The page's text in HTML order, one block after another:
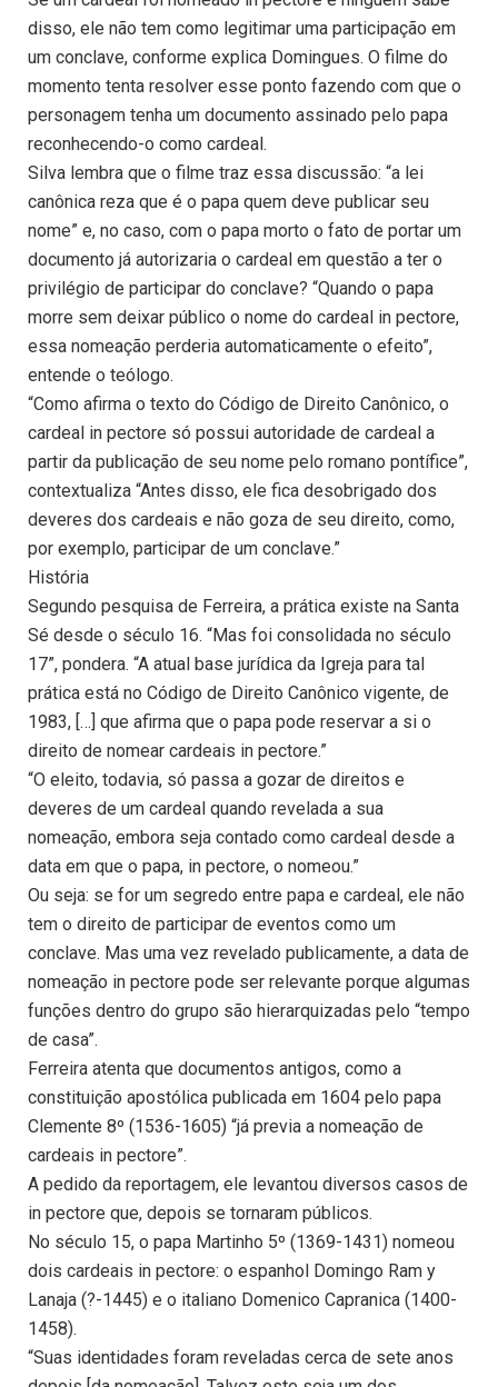
disso, ele não tem como legitimar uma participação em
um conclave, conforme explica Domingues. O filme do
momento tenta resolver esse ponto fazendo com que o
personagem tenha um documento assinado pelo papa
reconhecendo-o como cardeal.
Silva lembra que o filme traz essa discussão: “a lei
canônica reza que é o papa quem deve publicar seu
nome” e, no caso, com o papa morto o fato de portar um
documento já autorizaria o cardeal em questão a ter o
privilégio de participar do conclave? “Quando o papa
morre sem deixar público o nome do cardeal in pectore,
essa nomeação perderia automaticamente o efeito”,
entende o teólogo.
“Como afirma o texto do Código de Direito Canônico, o
cardeal in pectore só possui autoridade de cardeal a
partir da publicação de seu nome pelo romano pontífice”,
contextualiza “Antes disso, ele fica desobrigado dos
deveres dos cardeais e não goza de seu direito, como,
por exemplo, participar de um conclave.”
História
Segundo pesquisa de Ferreira, a prática existe na Santa
Sé desde o século 16. “Mas foi consolidada no século
17”, pondera. “A atual base jurídica da Igreja para tal
prática está no Código de Direito Canônico vigente, de
1983, […] que afirma que o papa pode reservar a si o
direito de nomear cardeais in pectore.”
“O eleito, todavia, só passa a gozar de direitos e
deveres de um cardeal quando revelada a sua
nomeação, embora seja contado como cardeal desde a
data em que o papa, in pectore, o nomeou.”
Ou seja: se for um segredo entre papa e cardeal, ele não
tem o direito de participar de eventos como um
conclave. Mas uma vez revelado publicamente, a data de
nomeação in pectore pode ser relevante porque algumas
funções dentro do grupo são hierarquizadas pelo “tempo
de casa”.
Ferreira atenta que documentos antigos, como a
constituição apostólica publicada em 1604 pelo papa
Clemente 8º (1536-1605) “já previa a nomeação de
cardeais in pectore”.
A pedido da reportagem, ele levantou diversos casos de
in pectore que, depois se tornaram públicos.
No século 15, o papa Martinho 5º (1369-1431) nomeou
dois cardeais in pectore: o espanhol Domingo Ram y
Lanaja (?-1445) e o italiano Domenico Capranica (1400-
1458).
“Suas identidades foram reveladas cerca de sete anos